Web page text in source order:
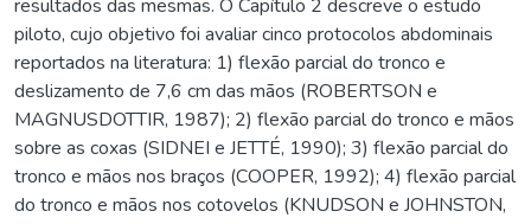
resultados das mesmas. O Capítulo 2 descreve o estudo
piloto, cujo objetivo foi avaliar cinco protocolos abdominais
reportados na literatura: 1) flexão parcial do tronco e
deslizamento de 7,6 cm das mãos (ROBERTSON e
MAGNUSDOTTIR, 1987); 2) flexão parcial do tronco e mãos
sobre as coxas (SIDNEI e JETTÉ, 1990); 3) flexão parcial do
tronco e mãos nos braços (COOPER, 1992); 4) flexão parcial
do tronco e mãos nos cotovelos (KNUDSON e JOHNSTON,